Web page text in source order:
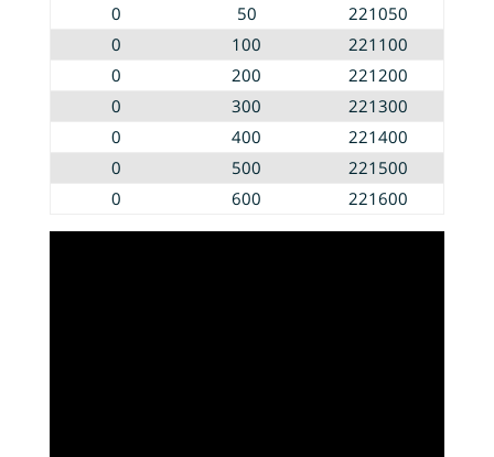
221050
50
0
221100
100
0
221200
200
0
221300
300
0
221400
400
0
221500
500
0
221600
600
0